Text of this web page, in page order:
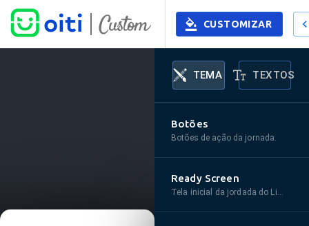
CUSTOMIZAR
TEMA TEXTOS
Botões
Botões de ação da jornada.
Ready Screen
Tela inicial da jordada do Liveness3D.